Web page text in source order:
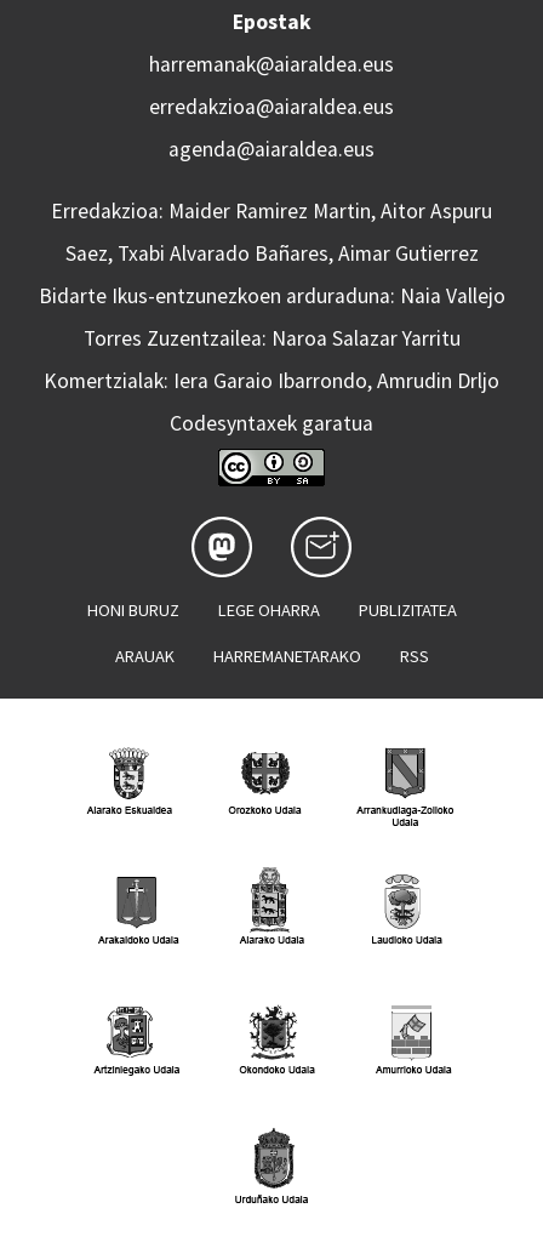
Epostak
harremanak@aiaraldea.eus
erredakzioa@aiaraldea.eus
agenda@aiaraldea.eus
Erredakzioa: Maider Ramirez Martin, Aitor Aspuru
Saez, Txabi Alvarado Bañares, Aimar Gutierrez
Bidarte Ikus-entzunezkoen arduraduna: Naia Vallejo
Torres Zuzentzailea: Naroa Salazar Yarritu
Komertzialak: Iera Garaio Ibarrondo, Amrudin Drljo
Codesyntaxek garatua
HONI BURUZ LEGE OHARRA PUBLIZITATEA
ARAUAK HARREMANETARAKO RSS